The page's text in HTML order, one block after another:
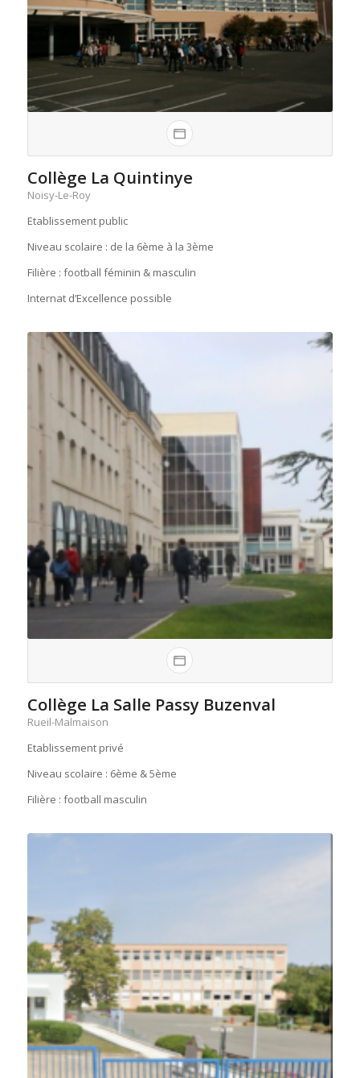
Collège La Quintinye
Noisy-Le-Roy
Etablissement public
Niveau scolaire : de la 6ème à la 3ème
Filière : football féminin & masculin
Internat d’Excellence possible
Collège La Salle Passy Buzenval
Rueil-Malmaison
Etablissement privé
Niveau scolaire : 6ème & 5ème
Filière : football masculin